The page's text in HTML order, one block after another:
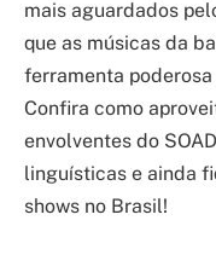
mais aguardados
que as músicas da
ferramenta
Confira como
envolventes do
linguísticas e ainda
shows no Brasil!